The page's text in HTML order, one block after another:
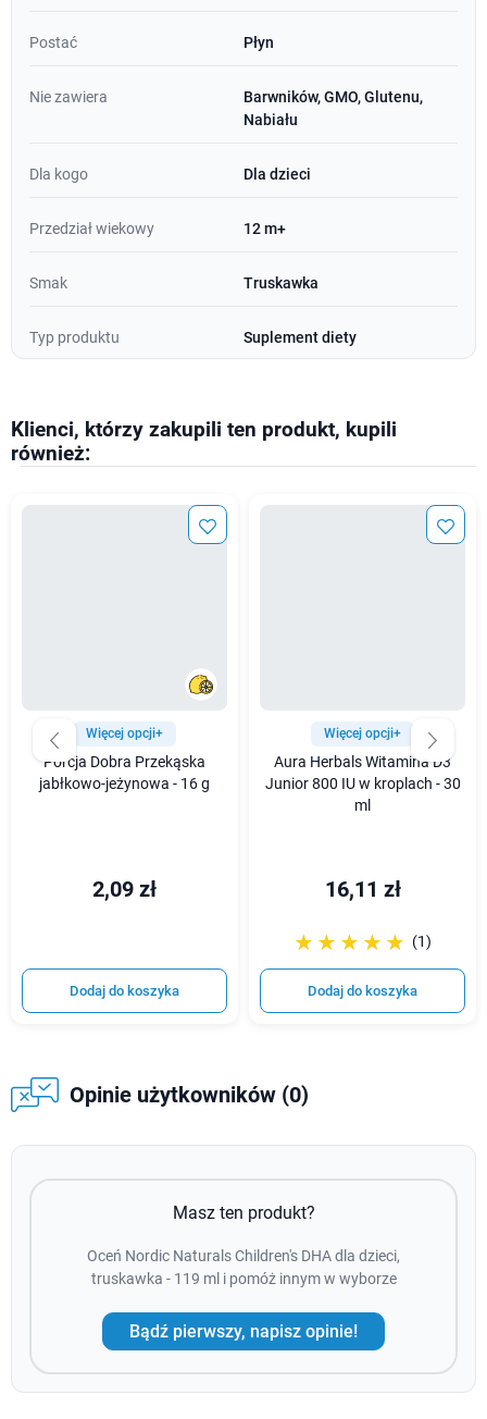
Postać Płyn
Nie zawiera
Barwników, GMO, Glutenu,
Nabiału
Dla kogo Dla dzieci
Przedział wiekowy 12 m+
Smak Truskawka
Typ produktu Suplement diety
Klienci, którzy zakupili ten produkt, kupili
również:
Więcej opcji+
Porcja Dobra Przekąska
jabłkowo-jeżynowa - 16 g
2,09 zł
Dodaj do koszyka
Więcej opcji+
Aura Herbals Witamina D3
Junior 800 IU w kroplach - 30
ml
16,11 zł
☆☆☆☆☆
★★★★★ (1)
Dodaj do koszyka
Opinie użytkowników (0)
Masz ten produkt?
Oceń Nordic Naturals Children's DHA dla dzieci,
truskawka - 119 ml i pomóż innym w wyborze
Bądź pierwszy, napisz opinie!